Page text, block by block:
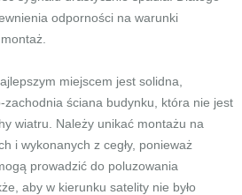
odporności na warunki
miejscem jest solidna,
zachodnia ściana budynku, która nie jest
wiatru. Należy unikać montażu na
i wykonanych z cegły, ponieważ
prowadzić do poluzowania
aby w kierunku satelity nie było